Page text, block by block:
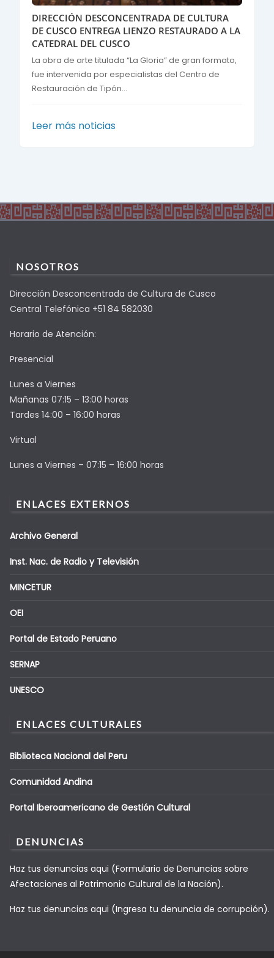
DIRECCIÓN DESCONCENTRADA DE CULTURA
DE CUSCO ENTREGA LIENZO RESTAURADO A LA
CATEDRAL DEL CUSCO
La obra de arte titulada “La Gloria” de gran formato,
fue intervenida por especialistas del Centro de
Restauración de Tipón...
Leer más noticias
NOSOTROS
Dirección Desconcentrada de Cultura de Cusco
Central Telefónica +51 84 582030
Horario de Atención:
Presencial
Lunes a Viernes
Mañanas 07:15 – 13:00 horas
Tardes 14:00 – 16:00 horas
Virtual
Lunes a Viernes – 07:15 – 16:00 horas
ENLACES EXTERNOS
Archivo General
Inst. Nac. de Radio y Televisión
MINCETUR
OEI
Portal de Estado Peruano
SERNAP
UNESCO
ENLACES CULTURALES
Biblioteca Nacional del Peru
Comunidad Andina
Portal Iberoamericano de Gestión Cultural
DENUNCIAS
Haz tus denuncias aqui (Formulario de Denuncias sobre
Afectaciones al Patrimonio Cultural de la Nación).
Haz tus denuncias aqui (Ingresa tu denuncia de corrupción).